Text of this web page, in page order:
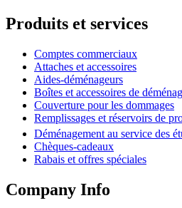
Produits et services
Comptes commerciaux
Attaches et accessoires
Aides-déménageurs
Boîtes et accessoires de
Couverture pour les dommages
Remplissages et réservoirs de
Déménagement au service des
Chèques-cadeaux
Rabais et offres spéciales
Company Info